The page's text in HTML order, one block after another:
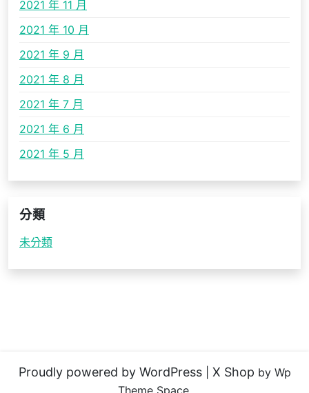
2021 年 11 月
2021 年 10 月
2021 年 9 月
2021 年 8 月
2021 年 7 月
2021 年 6 月
2021 年 5 月
分類
未分類
Proudly powered by WordPress X Shop by Wp
Theme Space.